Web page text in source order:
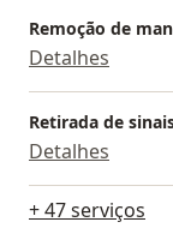
Remoção de
Detalhes
Retirada de
Detalhes
+ 47 serviços